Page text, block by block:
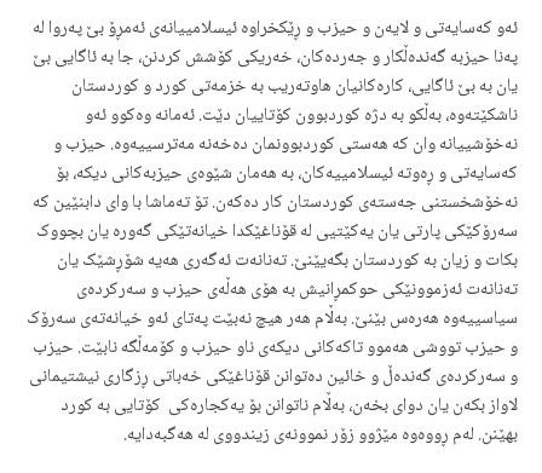
ئەو کەسایەتی و لایەن و حیزب و ڕێکخراوە ئیسلامییانەی ئەمڕۆ بێ پەروا لە
پەنا حیزبە گەندەڵکار و جەردەکان، خەریکی کۆشش کردنن، جا بە ئاگایی بێ
یان بە بێ ئاگایی، کارەکانیان هاوتەریب بە خزمەتی کورد و کوردستان
ناشکێتەوە، بەڵکو بە دژە کوردبوون کۆتاییان دێت. ئەمانە وەکوو ئەو
نەخۆشییانە وان کە هەستی کوردبوونمان دەخەنە مەترسییەوە. حیزب و
کەسایەتی و ڕەوتە ئیسلامییەکان، بە هەمان شێوەی حیزبەکانی دیکە، بۆ
نەخۆشخستنی جەستەی کوردستان کار دەکەن. تۆ تەماشا با وای دابنێین کە
سەرۆکێکی پارتی یان یەکێتیی لە قۆناغێکدا خیانەتێکی گەورە یان بچووک
بکات و زیان بە کوردستان بگەیێنێ. تەنانەت ئەگەری هەیە شۆڕشێک یان
تەنانەت ئەزموونێکی حوکمڕانیش بە هۆی هەڵەی حیزب و سەرکردەی
سیاسییەوە هەرەس بێنێ. بەڵام هەر هیچ نەبێت پەتای ئەو خیانەتەی سەرۆک
و حیزب تووشی هەموو تاکەکانی دیکەی ناو حیزب و کۆمەڵگە نابێت. حیزب
و سەرکردەی گەندەڵ و خائین دەتوانن قۆناغێکی خەباتی ڕزگاری نیشتیمانی
لاواز بکەن یان دوای بخەن، بەڵام ناتوانن بۆ یەکجارەکی کۆتایی بە کورد
بهێنن. لەم ڕووەوە مێژوو زۆر نموونەی زیندووی لە هەگبەدایە.